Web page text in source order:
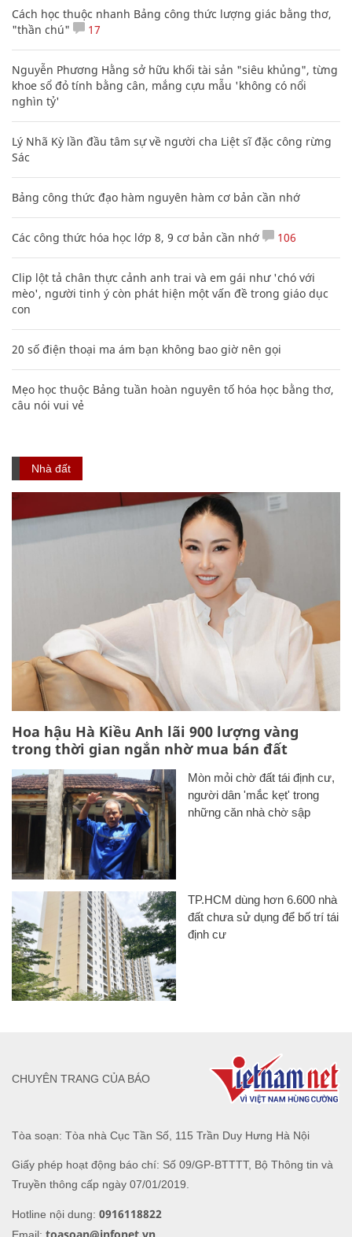
Cách học thuộc nhanh Bảng công thức lượng giác bằng thơ,
"thần chú"
17
Nguyễn Phương Hằng sở hữu khối tài sản "siêu khủng", từng
khoe sổ đỏ tính bằng cân, mắng cựu mẫu 'không có nổi
nghìn tỷ'
Lý Nhã Kỳ lần đầu tâm sự về người cha Liệt sĩ đặc công rừng
Sác
Bảng công thức đạo hàm nguyên hàm cơ bản cần nhớ
Các công thức hóa học lớp 8, 9 cơ bản cần nhớ 106
Clip lột tả chân thực cảnh anh trai và em gái như 'chó với
mèo', người tinh ý còn phát hiện một vấn đề trong giáo dục
con
20 số điện thoại ma ám bạn không bao giờ nên gọi
Mẹo học thuộc Bảng tuần hoàn nguyên tố hóa học bằng thơ,
câu nói vui vẻ
Nhà đất
Hoa hậu Hà Kiều Anh lãi 900 lượng vàng
trong thời gian ngắn nhờ mua bán đất
Mòn mỏi chờ đất tái định cư,
người dân 'mắc kẹt' trong
những căn nhà chờ sập
TP.HCM dùng hơn 6.600 nhà
đất chưa sử dụng để bố trí tái
định cư
Tòa soạn: Tòa nhà Cục Tần Số, 115 Trần Duy Hưng Hà Nội
Giấy phép hoạt động báo chí: Số 09/GP-BTTTT, Bộ Thông tin và
Truyền thông cấp ngày 07/01/2019.
Hotline nội dung: 0916118822
CHUYÊN TRANG CỦA BÁO